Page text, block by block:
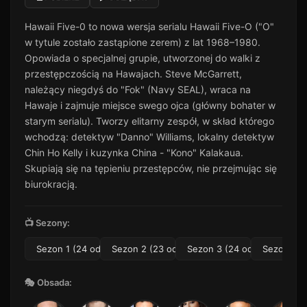
27 min · Sezon 1
12
47 min · Sezon 1
13 Odcinek 13
Odcinek 14
50 min · Sezon 1
15 Odcinek 15
43 min · Sezon 1
24 min · Sezon 1
24 min · Sezon 1
Hawaii Five-0 to nowa wersja serialu Hawaii Five-O ("O"
w tytule zostało zastąpione zerem) z lat 1968–1980.
Opowiada o specjalnej grupie, utworzonej do walki z
przestępczością na Hawajach. Steve McGarrett,
należący niegdyś do "Fok" (Navy SEAL), wraca na
Hawaje i zajmuje miejsce swego ojca (główny bohater w
starym serialu). Tworzy elitarny zespół, w skład którego
wchodzą: detektyw "Danno" Williams, lokalny detektyw
Chin Ho Kelly i kuzynka China - "Kono" Kalakaua.
Skupiają się na tępieniu przestępców, nie przejmując się
biurokracją.
📺 Sezony:
Sezon 1 (24 odc.) Sezon 2 (23 odc.)Sezon 3 (24 odc.)Sezon 4
🎭 Obsada: